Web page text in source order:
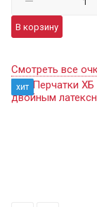
В корзину
Смотреть все
хит